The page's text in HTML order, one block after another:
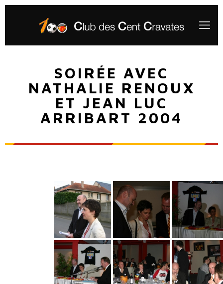
SOIRÉE AVEC
NATHALIE RENOUX
ET JEAN LUC
ARRIBART 2004